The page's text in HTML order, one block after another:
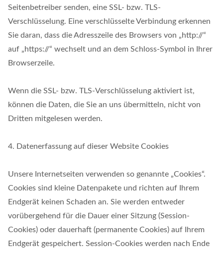
Seitenbetreiber senden, eine SSL- bzw. TLS-
Verschlüsselung. Eine verschlüsselte Verbindung erkennen
Sie daran, dass die Adresszeile des Browsers von „http://“
auf „https://“ wechselt und an dem Schloss-Symbol in Ihrer
Browserzeile.
Wenn die SSL- bzw. TLS-Verschlüsselung aktiviert ist,
können die Daten, die Sie an uns übermitteln, nicht von
Dritten mitgelesen werden.
4. Datenerfassung auf dieser Website Cookies
Unsere Internetseiten verwenden so genannte „Cookies“.
Cookies sind kleine Datenpakete und richten auf Ihrem
Endgerät keinen Schaden an. Sie werden entweder
vorübergehend für die Dauer einer Sitzung (Session-
Cookies) oder dauerhaft (permanente Cookies) auf Ihrem
Endgerät gespeichert. Session-Cookies werden nach Ende